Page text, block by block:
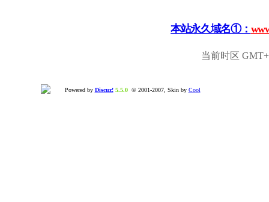
本站永久域名①：
当前时区
Powered by Discuz! 5.5.0© 2001-2007, Skin by Cool